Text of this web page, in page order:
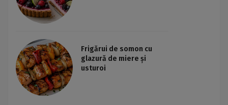
Frigărui de somon cu
glazură de miere și
usturoi